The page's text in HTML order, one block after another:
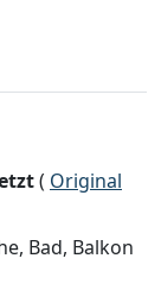
( Original
Bad, Balkon